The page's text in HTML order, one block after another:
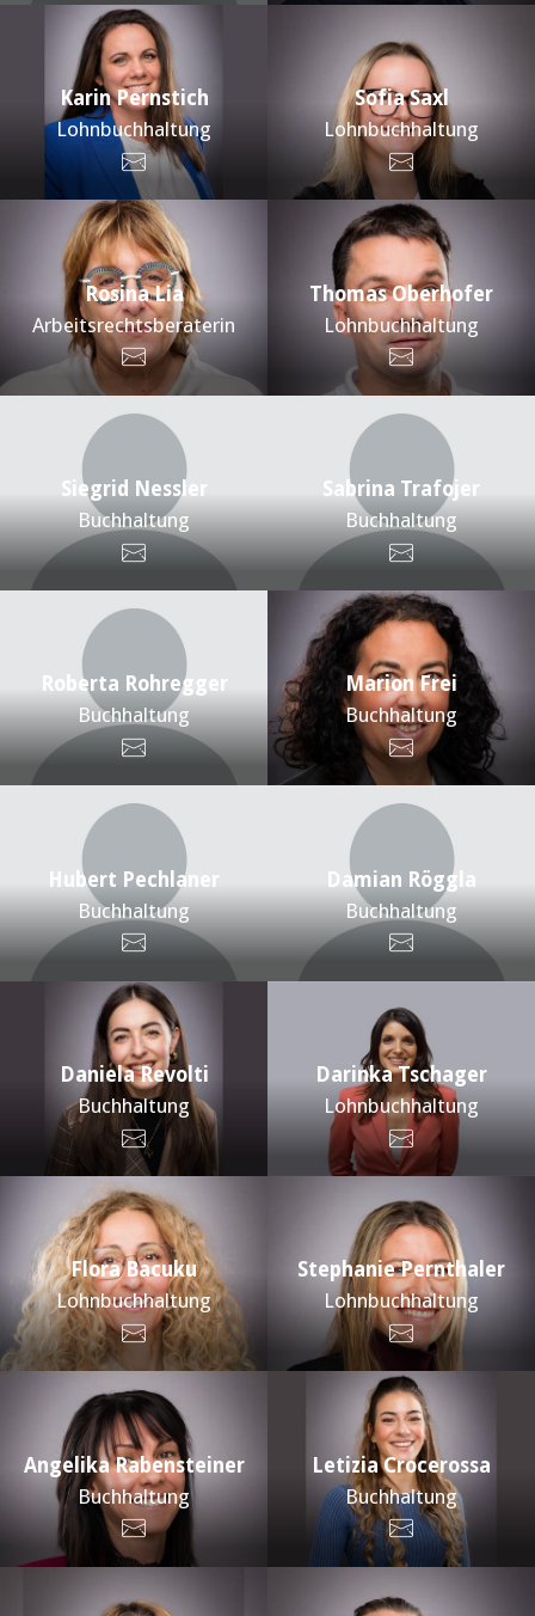
Karin Pernstich
Lohnbuchhaltung
Sofia Saxl
Lohnbuchhaltung
Rosina Lia
Arbeitsrechtsberaterin
Thomas Oberhofer
Lohnbuchhaltung
Siegrid Nessler
Buchhaltung
Sabrina Trafojer
Buchhaltung
Roberta Rohregger
Buchhaltung
Marion Frei
Buchhaltung
Hubert Pechlaner
Buchhaltung
Damian Röggla
Buchhaltung
Daniela Revolti
Buchhaltung
Darinka Tschager
Lohnbuchhaltung
Flora Bacuku
Lohnbuchhaltung
Stephanie Pernthaler
Lohnbuchhaltung
Angelika Rabensteiner
Buchhaltung
Letizia Crocerossa
Buchhaltung